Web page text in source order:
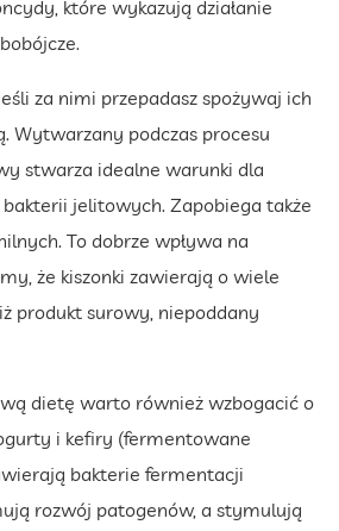
które wykazują działanie
za nimi przepadasz spożywaj ich
Wytwarzany podczas procesu
stwarza idealne warunki dla
jelitowych. Zapobiega także
To dobrze wpływa na
że kiszonki zawierają o wiele
produkt surowy, niepoddany
dietę warto również wzbogacić o
i kefiry (fermentowane
bakterie fermentacji
rozwój patogenów, a stymulują